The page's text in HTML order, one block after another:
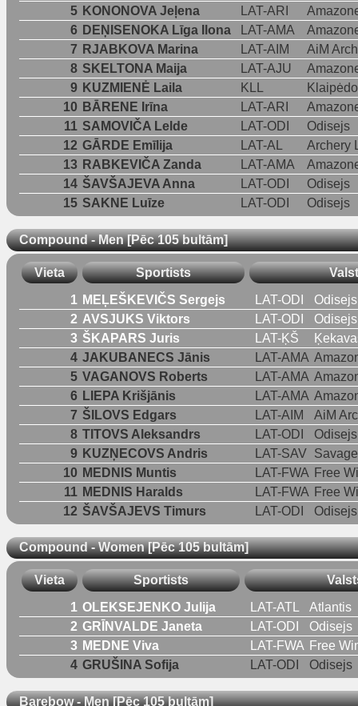
5 KONONOVA Jeļena LAT-ARI
6 DEŅISENOKA Līga Ilona LAT-AMA
7 RJABKOVA Marina LAT-AIM
AiM
8 SKELTONA Maija LAT-AJU
9 KUZMIENĖ Laila KLL
10 BĀRENE Irīna LAT-ARI
11 SAMOVIČA Lelde LAT-ODI
Odisejs
12 GĀRDE Emīlija LAT-AL
Archery
13 RABKEVIČA Zanda LAT-AMA
14 ŠAVŠAJEVA Anna LAT-ODI
Odisejs
15 SAKNE Luīze LAT-ODI Odisejs
Compound - Men [Pēc 105 bultām]
Vieta Sportists
1 MEĻEŠKEVIČS Sergejs LAT-ODI
Odisejs
2 AVSJUKS Viktors LAT-ODI
Odisejs
3 ŠKAPARS Juris LAT-ĶŠ
4 JAKUBANECS Jānis LAT-AMA
5 VAGANOVS Roberts LAT-AMA
6 LIEPA Krišjānis LAT-AMA
7 ŠILOVS Edgars LAT-AIM
AiM
8 TITOVS Aleksandrs LAT-ODI
Odisejs
9 KUZŅECOVS Andris LAT-SAV
10 MEDNIS Muntis LAT-FWA Free
11 MEDNIS Haralds LAT-FWA Free
12 ŠAVŠAJEVS Timurs LAT-ODI Odisejs
Compound - Women [Pēc 105 bultām]
Vieta Sportists
1 OLEKSEJENKO Julija LAT-ATL
Atlantis
2 GRĪNVALDE Janeta LAT-ODI
Odisejs
3 MEDNE Viva LAT-FWA Free
4 GRUŠINA Sofija LAT-ODI Odisejs
Barebow - Men [Pēc 105 bultām]